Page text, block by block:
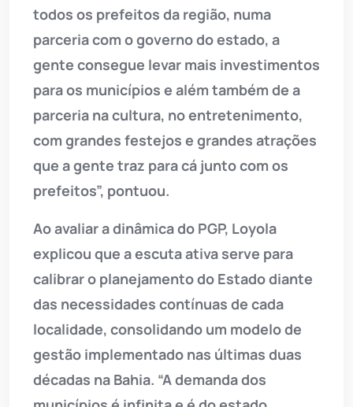
todos os prefeitos da região, numa
parceria com o governo do estado, a
gente consegue levar mais investimentos
para os municípios e além também de a
parceria na cultura, no entretenimento,
com grandes festejos e grandes atrações
que a gente traz para cá junto com os
prefeitos”, pontuou.
Ao avaliar a dinâmica do PGP, Loyola
explicou que a escuta ativa serve para
calibrar o planejamento do Estado diante
das necessidades contínuas de cada
localidade, consolidando um modelo de
gestão implementado nas últimas duas
décadas na Bahia. “A demanda dos